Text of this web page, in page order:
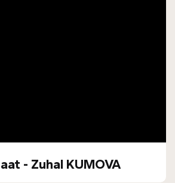
- Zuhal KUMOVA